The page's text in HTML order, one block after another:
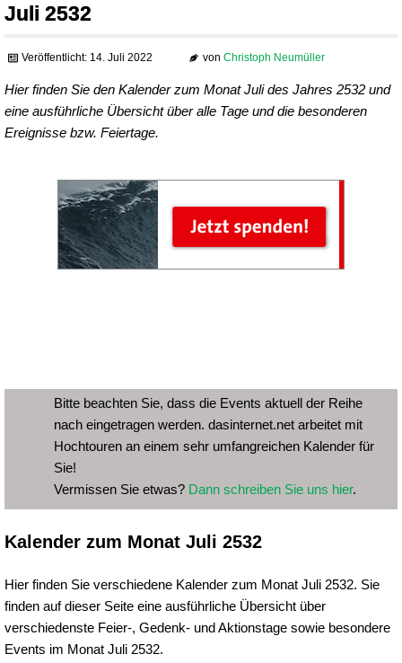
Juli 2532
Veröffentlicht: 14. Juli 2022 von Christoph Neumüller
Hier finden Sie den Kalender zum Monat Juli des Jahres 2532 und
eine ausführliche Übersicht über alle Tage und die besonderen
Ereignisse bzw. Feiertage.
Bitte beachten Sie, dass die Events aktuell der Reihe
nach eingetragen werden. dasinternet.net arbeitet mit
Hochtouren an einem sehr umfangreichen Kalender für
Sie!
Vermissen Sie etwas? Dann schreiben Sie uns hier.
Kalender zum Monat Juli 2532
Hier finden Sie verschiedene Kalender zum Monat Juli 2532. Sie
finden auf dieser Seite eine ausführliche Übersicht über
verschiedenste Feier-, Gedenk- und Aktionstage sowie besondere
Events im Monat Juli 2532.